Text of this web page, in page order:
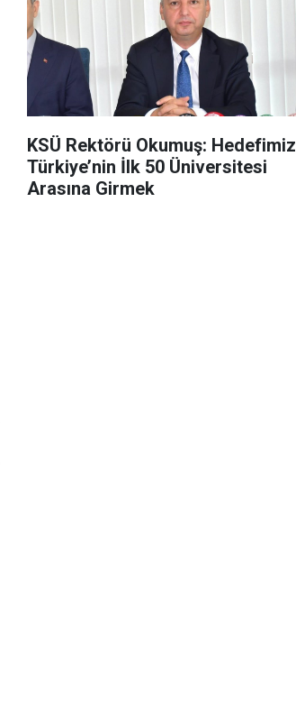
KSÜ Rektörü Okumuş: Hedefimiz
Türkiye’nin İlk 50 Üniversitesi
Arasına Girmek